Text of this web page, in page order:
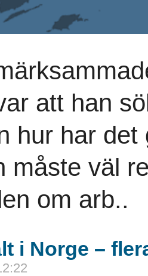
att han
hur har
måste väl
om arb..
i Norge –